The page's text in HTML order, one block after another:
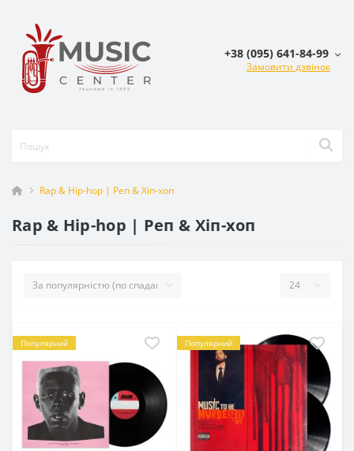
+38 (095) 641-84-99
Замовити дзвінок
Rap & Hip-hop | Реп & Хіп-хоп
Rap & Hip-hop | Реп & Хіп-хоп
Популярний Популярний